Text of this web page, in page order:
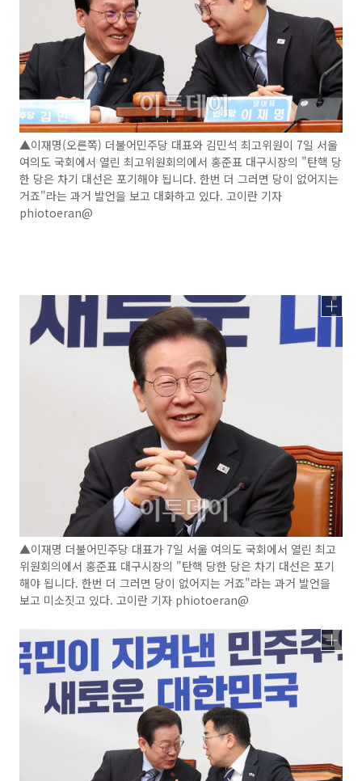
▲이재명(오른쪽) 더불어민주당 대표와 김민석 최고위원이 7일 서울
여의도 국회에서 열린 최고위원회의에서 홍준표 대구시장의 "탄핵 당
한 당은 차기 대선은 포기해야 됩니다. 한번 더 그러면 당이 없어지는
거죠"라는 과거 발언을 보고 대화하고 있다. 고이란 기자
phiotoeran@
▲이재명 더불어민주당 대표가 7일 서울 여의도 국회에서 열린 최고
위원회의에서 홍준표 대구시장의 "탄핵 당한 당은 차기 대선은 포기
해야 됩니다. 한번 더 그러면 당이 없어지는 거죠"라는 과거 발언을
보고 미소짓고 있다. 고이란 기자 phiotoeran@